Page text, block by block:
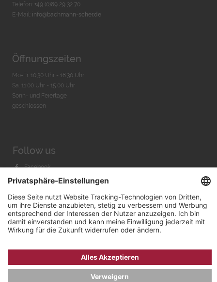
Telefon: +49 (0)89 29 32 70
E-Mail: info@bachmann-scher.de
Öffnungszeiten
Mo-Fr. 10:30 Uhr - 18:30 Uhr
Sa. 11:00 Uhr - 15.00 Uhr
Sonn- und Feiertage
geschlossen
Follow us
Facebook
Instagram
Youtube
Bachmann & Scher GmbH / Watchandco GmbH